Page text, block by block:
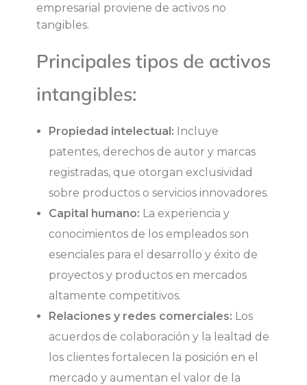
n
a
n
empresarial proviene de activos no
tangibles.
Principales tipos de activos
intangibles:
Propiedad intelectual: Incluye
patentes, derechos de autor y marcas
registradas, que otorgan exclusividad
sobre productos o servicios innovadores.
Capital humano: La experiencia y
conocimientos de los empleados son
esenciales para el desarrollo y éxito de
proyectos y productos en mercados
altamente competitivos.
Relaciones y redes comerciales: Los
acuerdos de colaboración y la lealtad de
los clientes fortalecen la posición en el
mercado y aumentan el valor de la